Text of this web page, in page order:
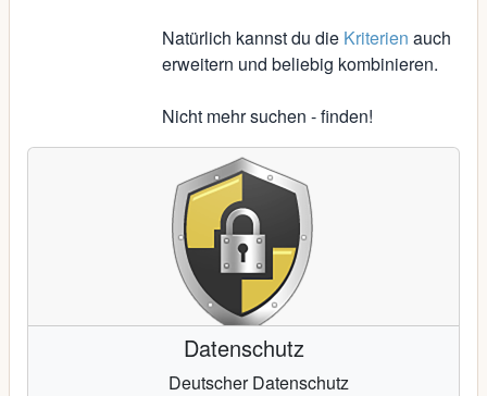
Natürlich kannst du die Kriterien auch
erweitern und beliebig kombinieren.
Nicht mehr suchen - finden!
Datenschutz
Deutscher Datenschutz